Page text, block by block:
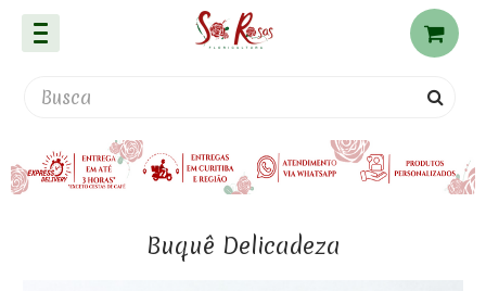
Buquê Delicadeza